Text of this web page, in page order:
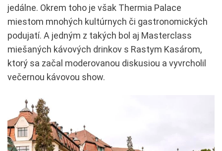
jedálne. Okrem toho je však Thermia Palace
miestom mnohých kultúrnych či gastronomických
podujatí. A jedným z takých bol aj Masterclass
miešaných kávových drinkov s Rastym Kasárom,
ktorý sa začal moderovanou diskusiou a vyvrcholil
večernou kávovou show.